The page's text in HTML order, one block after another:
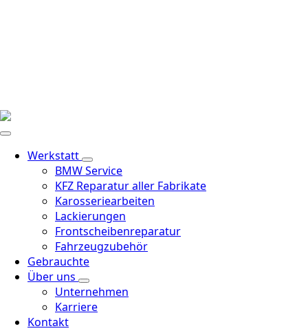
Werkstatt
BMW Service
KFZ Reparatur aller Fabrikate
Karosseriearbeiten
Lackierungen
Frontscheibenreparatur
Fahrzeugzubehör
Gebrauchte
Über uns
Unternehmen
Karriere
Kontakt